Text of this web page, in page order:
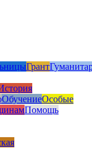
Грант
ОбучениеОсобые
Помощь